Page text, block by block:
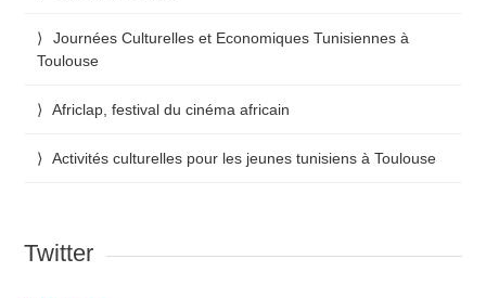
Journées Culturelles et Economiques Tunisiennes à
Toulouse
Africlap, festival du cinéma africain
Activités culturelles pour les jeunes tunisiens à Toulouse
Twitter